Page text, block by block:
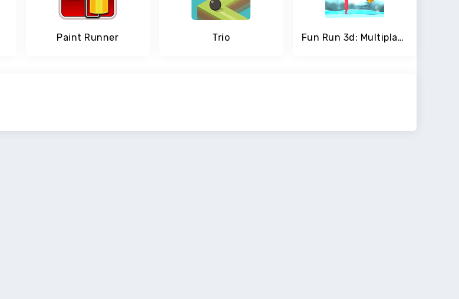
Paint Runner Trio Fun Run 3d: Multiplayer